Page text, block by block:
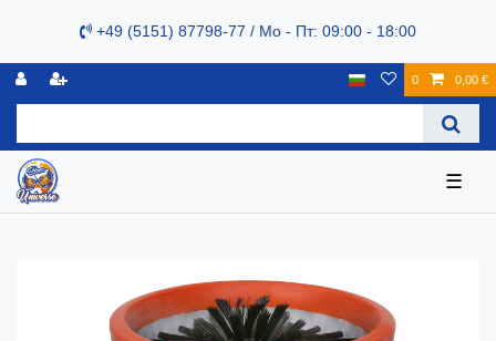
+49 (5151) 87798-77 / Mo - Пт: 09:00 - 18:00
0 0,00 €
☰